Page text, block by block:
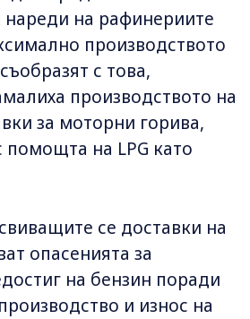
на рафинериите
производството
с това,
производството на
за моторни горива,
на LPG като
се доставки на
опасенията за
на бензин поради
и износ на